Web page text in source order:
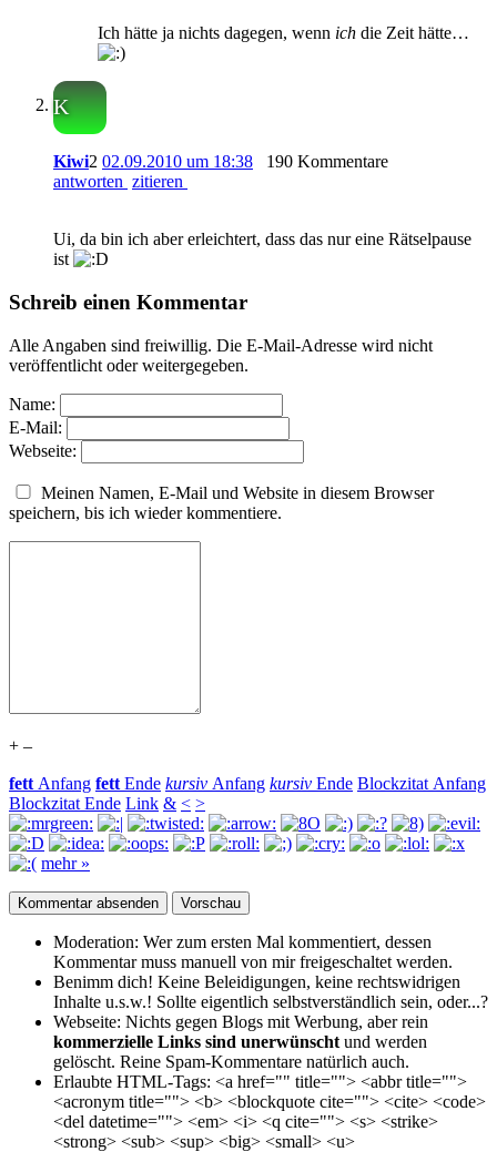
Ich hätte ja nichts dagegen, wenn ich die Zeit hätte…
K
Kiwi2 02.09.2010 um 18:38
190 Kommentare
antworten zitieren
Ui, da bin ich aber erleichtert, dass das nur eine Rätselpause
ist
Schreib einen Kommentar
Alle Angaben sind freiwillig. Die E-Mail-Adresse wird nicht
veröffentlicht oder weitergegeben.
Name:
E-Mail:
Webseite:
Meinen Namen, E-Mail und Website in diesem Browser
speichern, bis ich wieder kommentiere.
+ –
fett Anfang fett Ende kursiv Anfang kursiv Ende Blockzitat Anfang
Blockzitat Ende Link & < >
mehr »
Moderation: Wer zum ersten Mal kommentiert, dessen
Kommentar muss manuell von mir freigeschaltet werden.
Benimm dich! Keine Beleidigungen, keine rechtswidrigen
Inhalte u.s.w.! Sollte eigentlich selbst­verständlich sein, oder...?
Webseite: Nichts gegen Blogs mit Werbung, aber rein
kommerzielle Links sind unerwünscht und werden
gelöscht. Reine Spam-Kommentare natürlich auch.
Erlaubte HTML-Tags: <a href="" title=""> <abbr title="">
<acronym title=""> <b> <blockquote cite=""> <cite> <code>
<del datetime=""> <em> <i> <q cite=""> <s> <strike>
<strong> <sub> <sup> <big> <small> <u>